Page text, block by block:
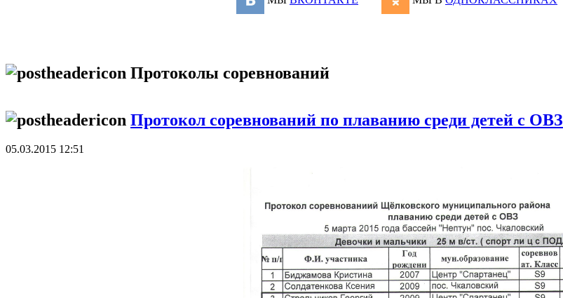
Протоколы соревнований
Протокол соревнований по плаванию среди детей с ОВЗ
05.03.2015 12:51